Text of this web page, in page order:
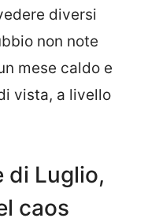
diversi
non note
mese caldo e
vista, a livello
di Luglio,
caos